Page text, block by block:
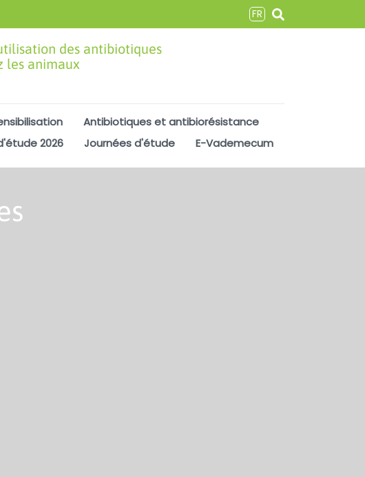
FR
des antibiotiques
les animaux
Antibiotiques et antibiorésistance
2026 Journées d'étude E-Vademecum